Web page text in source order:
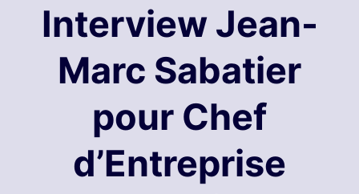
Interview Jean-
Marc Sabatier
pour Chef
d’Entreprise